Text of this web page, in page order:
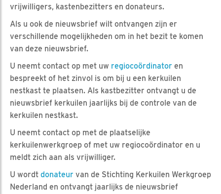
vrijwilligers, kastenbezitters en donateurs.
Als u ook de nieuwsbrief wilt ontvangen zijn er
verschillende mogelijkheden om in het bezit te komen
van deze nieuwsbrief.
U neemt contact op met uw regiocoördinator en
bespreekt of het zinvol is om bij u een kerkuilen
nestkast te plaatsen. Als kastbezitter ontvangt u de
nieuwsbrief kerkuilen jaarlijks bij de controle van de
kerkuilen nestkast.
U neemt contact op met de plaatselijke
kerkuilenwerkgroep of met uw regiocoördinator en u
meldt zich aan als vrijwilliger.
U wordt donateur van de Stichting Kerkuilen Werkgroep
Nederland en ontvangt jaarlijks de nieuwsbrief